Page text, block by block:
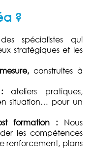
?
spécialistes qui
stratégiques et les
construites à
ateliers pratiques,
situation… pour un
formation : Nous
les compétences
renforcement, plans